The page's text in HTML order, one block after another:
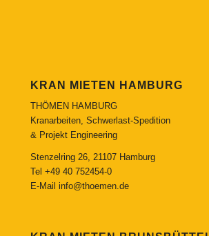
KRAN MIETEN HAMBURG
THÖMEN HAMBURG
Kranarbeiten, Schwerlast-Spedition
& Projekt Engineering
Stenzelring 26, 21107 Hamburg
Tel +49 40 752454-0
E-Mail info@thoemen.de